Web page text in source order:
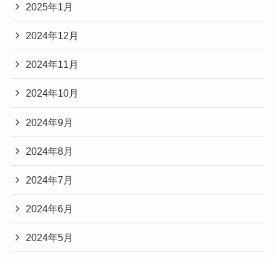
2025年1月
2024年12月
2024年11月
2024年10月
2024年9月
2024年8月
2024年7月
2024年6月
2024年5月